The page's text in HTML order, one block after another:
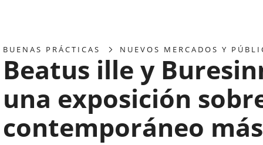
BUENAS PRÁCTICAS NUEVOS MERCADOS Y
Beatus ille y
una exposición
contemporáneo